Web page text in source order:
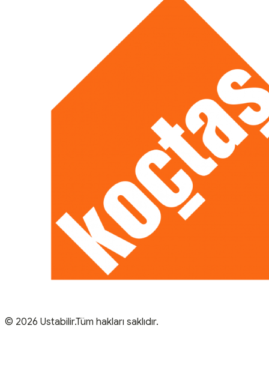
© 2026 Ustabilir.Tüm hakları saklıdır.